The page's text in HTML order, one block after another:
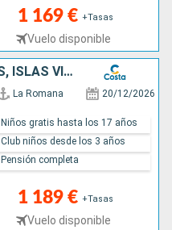
1 169 € +Tasas
Vuelo disponible
REP. DOMINICANA, ANTILLAS, ISLAS VÍRGENES
La Romana 20/12/2026
1 189 € +Tasas
Vuelo disponible
Niños gratis hasta los 17 años
Club niños desde los 3 años
Pensión completa